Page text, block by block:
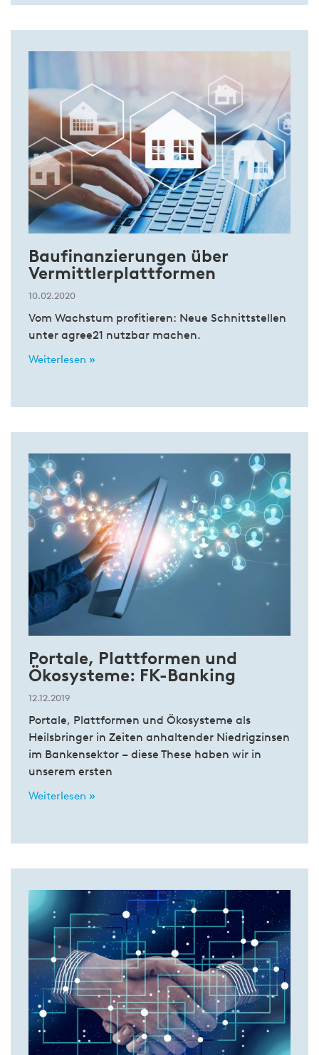
Baufinanzierungen über
Vermittlerplattformen
10.02.2020
Vom Wachstum profitieren: Neue Schnittstellen
unter agree21 nutzbar machen.
Weiterlesen »
Portale, Plattformen und
Ökosysteme: FK-Banking
12.12.2019
Portale, Plattformen und Ökosysteme als
Heilsbringer in Zeiten anhaltender Niedrigzinsen
im Bankensektor – diese These haben wir in
unserem ersten
Weiterlesen »